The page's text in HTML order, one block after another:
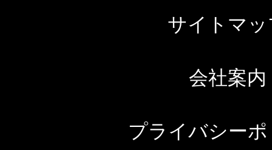
サイトマ
会社案内
プライバシー